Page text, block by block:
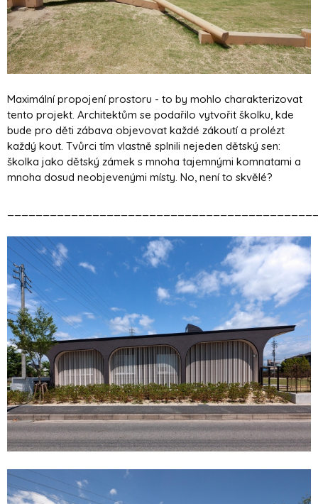
Maximální propojení prostoru - to by mohlo charakterizovat
tento projekt. Architektům se podařilo vytvořit školku, kde
bude pro děti zábava objevovat každé zákoutí a prolézt
každý kout. Tvůrci tím vlastně splnili nejeden dětský sen:
školka jako dětský zámek s mnoha tajemnými komnatami a
mnoha dosud neobjevenými místy. No, není to skvělé?